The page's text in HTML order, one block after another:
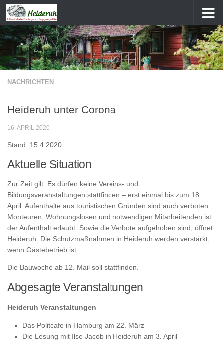
Zum Inhalt springen
NACHRICHTEN
Heideruh unter Corona
16. APRIL 2020
Stand: 15.4.2020
Aktuelle Situation
Zur Zeit gilt: Es dürfen keine Vereins- und
Bildungsveranstaltungen stattfinden – erst einmal bis zum 18.
April. Aufenthalte aus touristischen Gründen sind auch verboten.
Monteuren, Wohnungslosen und notwendigen Mitarbeitenden ist
der Aufenthalt erlaubt. Sowie die Verbote aufgehoben sind, öffnet
Heideruh. Die Schutzmaßnahmen in Heideruh werden verstärkt,
wenn Gästebetrieb ist.
Die Bauwoche ab 12. Mail soll stattfinden.
Abgesagte Veranstaltungen
Heideruh Veranstaltungen
Das Politcafe in Hamburg am 22. März
Die Lesung mit Ilse Jacob in Heideruh am 3. April